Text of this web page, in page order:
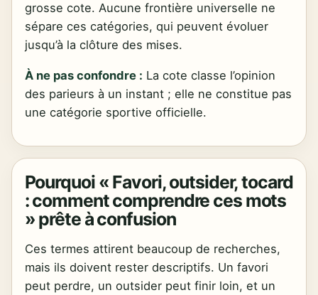
grosse cote. Aucune frontière universelle ne
sépare ces catégories, qui peuvent évoluer
jusqu’à la clôture des mises.
À ne pas confondre : La cote classe l’opinion
des parieurs à un instant ; elle ne constitue pas
une catégorie sportive officielle.
Pourquoi « Favori, outsider, tocard
: comment comprendre ces mots
» prête à confusion
Ces termes attirent beaucoup de recherches,
mais ils doivent rester descriptifs. Un favori
peut perdre, un outsider peut finir loin, et un